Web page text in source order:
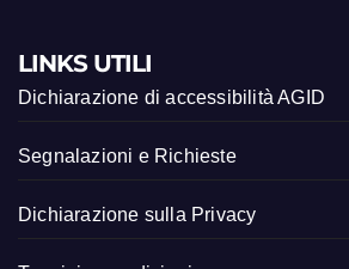
LINKS UTILI
Dichiarazione di accessibilità AGID
Segnalazioni e Richieste
Dichiarazione sulla Privacy